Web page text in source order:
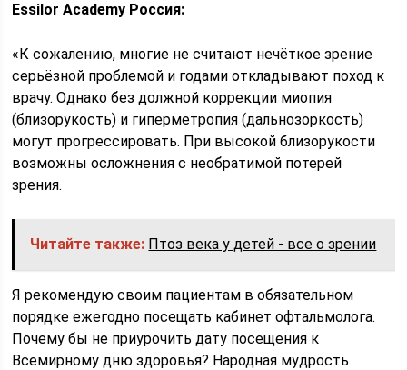
Essilor Academy Россия:
«К сожалению, многие не считают нечёткое зрение
серьёзной проблемой и годами откладывают поход к
врачу. Однако без должной коррекции миопия
(близорукость) и гиперметропия (дальнозоркость)
могут прогрессировать. При высокой близорукости
возможны осложнения с необратимой потерей
зрения.
Читайте также: Птоз века у детей - все о зрении
Я рекомендую своим пациентам в обязательном
порядке ежегодно посещать кабинет офтальмолога.
Почему бы не приурочить дату посещения к
Всемирному дню здоровья? Народная мудрость